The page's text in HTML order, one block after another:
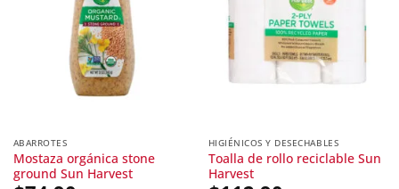
ABARROTES
Mostaza orgánica stone
ground Sun Harvest
HIGIÉNICOS Y DESECHABLES
Toalla de rollo reciclable Sun
Harvest